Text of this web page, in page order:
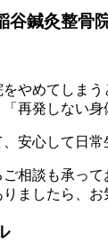
谷鍼灸整骨
やめてしま
再発しない
安心して日常
相談も承って
ましたら、お